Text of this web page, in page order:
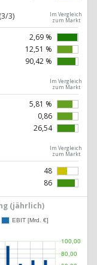
(3/3)
Im Vergleich
zum Markt
2,69 %
12,51 %
90,42 %
Im Vergleich
zum Markt
5,81 %
0,86
26,54
Im Vergleich
zum Markt
48
86
(jährlich)